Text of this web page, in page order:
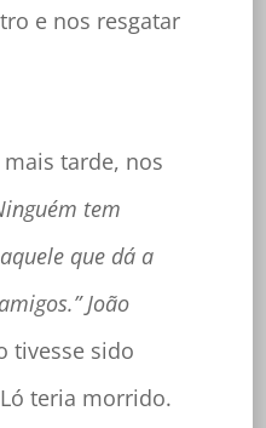
e nos resgatar
tarde, nos
tem
que dá a
João
tivesse sido
teria morrido.